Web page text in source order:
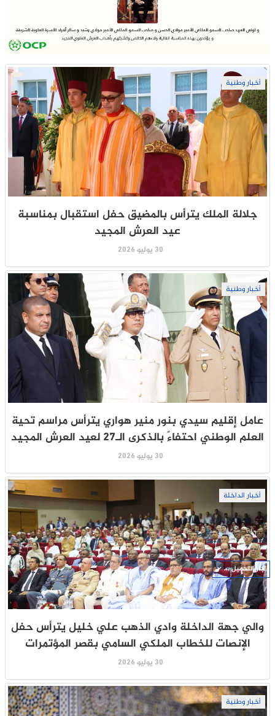
أخبار وطنية
جلالة الملك يترأس بالمضيق حفل استقبال بمناسبة
عيد العرش المجيد
30 يوليو 2026
أخبار وطنية
عامل إقليم سيدي بنور منير هواري يترأس مراسم تحية
العلم الوطني احتفاءً بالذكرى الـ27 لعيد العرش المجيد
30 يوليو 2026
أخبار الداخلة
والي جهة الداخلة وادي الذهب علي خليل يترأس حفل
الإنصات للخطاب الملكي السامي بقصر المؤتمرات
30 يوليو 2026
أخبار وطنية
جار التحميل ...